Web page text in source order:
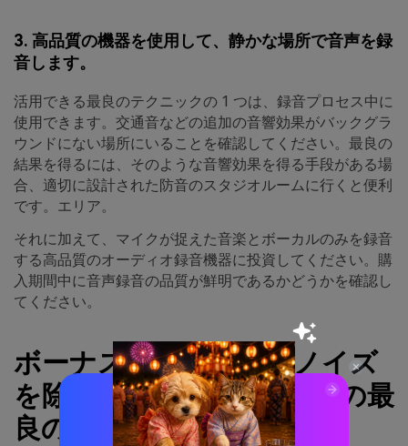
3. 高品質の機器を使用して、静かな場所で音声を録
音します。
活用できる最良のテクニックの 1 つは、録音プロセス中に
使用できます。交通音などの追加の音響効果がバックグラ
ウンドにない場所にいることを確認してください。最良の
結果を得るには、そのような音響効果を得る手段がある場
合、適切に設計された防音のスタジオルームに行くと便利
です。エリア。
それに加えて、マイクが捉えた音楽とボーカルのみを録音
する高品質のオーディオ録音機器に投資してください。購
入期間中に音声録音の品質が鮮明であるかどうかを確認し
てください。
ボーナスヒント - 背景ノイズ
を除去するための iMovie の最
良の代替品